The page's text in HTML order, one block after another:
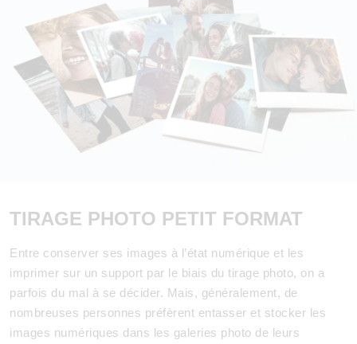
TIRAGE PHOTO PETIT FORMAT
Entre conserver ses images à l’état numérique et les
imprimer sur un support par le biais du tirage photo, on a
parfois du mal à se décider. Mais, généralement, de
nombreuses personnes préfèrent entasser et stocker les
images numériques dans les galeries photo de leurs